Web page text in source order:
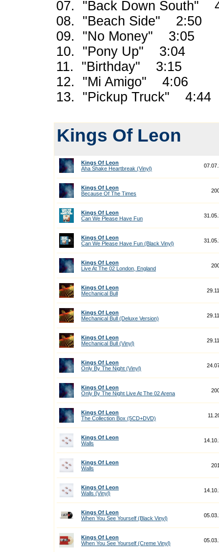
07. "Back Down South"
08. "Beach Side" 2:50
09. "No Money" 3:05
10. "Pony Up" 3:04
11. "Birthday" 3:15
12. "Mi Amigo" 4:06
13. "Pickup Truck" 4:44
Kings Of Leon
Kings Of Leon
Aha Shake Heartbreak (Vinyl)
Kings Of Leon
Because Of The Times
Kings Of Leon
Can We Please Have Fun
Kings Of Leon
Can We Please Have Fun (Black Vinyl)
Kings Of Leon
Live At The 02 London, England
Kings Of Leon
Mechanical Bull
Kings Of Leon
Mechanical Bull (Deluxe Version)
Kings Of Leon
Mechanical Bull (Vinyl)
Kings Of Leon
Only By The Night (Vinyl)
Kings Of Leon
Only By The Night Live At The 02 Arena
Kings Of Leon
The Collection Box (5CD+DVD)
Kings Of Leon
Walls
Kings Of Leon
Walls
Kings Of Leon
Walls (Vinyl)
Kings Of Leon
When You See Yourself (Black Vinyl)
Kings Of Leon
When You See Yourself (Creme Vinyl)